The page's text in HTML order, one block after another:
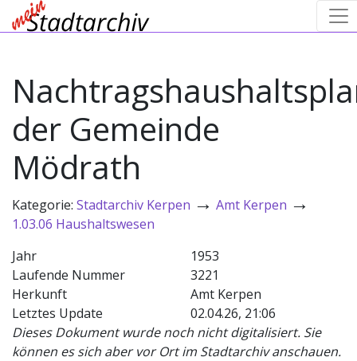
der Gemeinde
Mödrath
Kategorie: Stadtarchiv Kerpen → Amt Kerpen →
1.03.06 Haushaltswesen
Jahr
1953
Laufende Nummer
3221
Herkunft
Amt Kerpen
Letztes Update
02.04.26, 21:06
Dieses Dokument wurde noch nicht digitalisiert. Sie
können es sich aber vor Ort im Stadtarchiv anschauen.